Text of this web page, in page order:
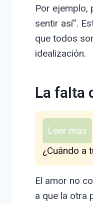
Por ejemplo,
sentir así”.
que todos
idealización.
La falta
Leer más
¿Cuándo a
El amor no
a que la otra